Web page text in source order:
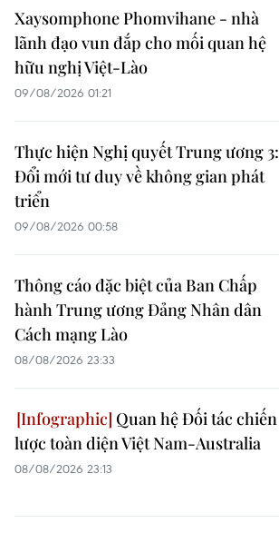
Xaysomphone Phomvihane - nhà
lãnh đạo vun đắp cho mối quan hệ
hữu nghị Việt-Lào
09/08/2026 01:21
Thực hiện Nghị quyết Trung ương 3:
Đổi mới tư duy về không gian phát
triển
09/08/2026 00:58
Thông cáo đặc biệt của Ban Chấp
hành Trung ương Đảng Nhân dân
Cách mạng Lào
08/08/2026 23:33
Quan hệ Đối tác chiến
lược toàn diện Việt Nam-Australia
08/08/2026 23:13